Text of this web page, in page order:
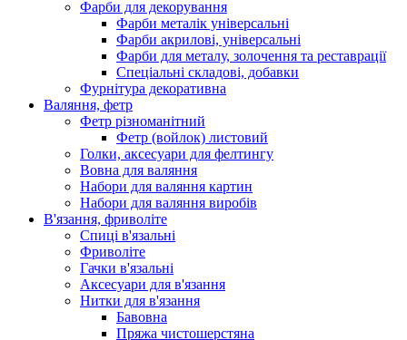
Фарби для декорування
Фарби металік універсальні
Фарби акрилові, універсальні
Фарби для металу, золочення та реставрації
Спеціальні складові, добавки
Фурнітура декоративна
Валяння, фетр
Фетр різноманітний
Фетр (войлок) листовий
Голки, аксесуари для фелтингу
Вовна для валяння
Набори для валяння картин
Набори для валяння виробів
В'язання, фриволіте
Спиці в'язальні
Фриволіте
Гачки в'язальні
Аксесуари для в'язання
Нитки для в'язання
Бавовна
Пряжа чистошерстяна